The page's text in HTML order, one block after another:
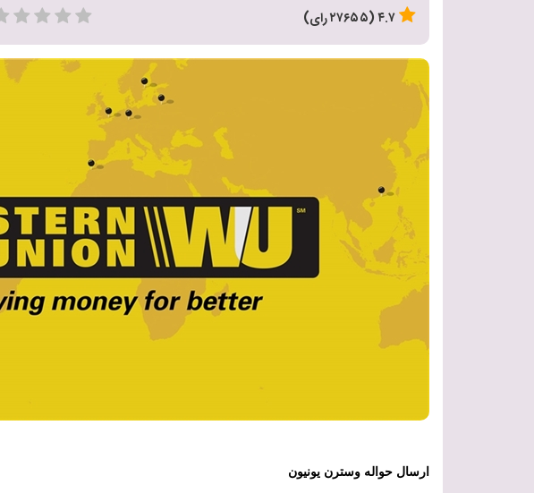
۴.۷ (۲۷۶۵۵ رای)
ارسال حواله وسترن یونیون